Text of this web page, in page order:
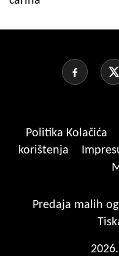
Politika Kolačića
korištenja
Predaja malih